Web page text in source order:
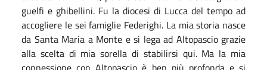
guelfi e ghibellini. Fu la diocesi di Lucca del tempo ad
accogliere le sei famiglie Federighi. La mia storia nasce
da Santa Maria a Monte e si lega ad Altopascio grazie
alla scelta di mia sorella di stabilirsi qui. Ma la mia